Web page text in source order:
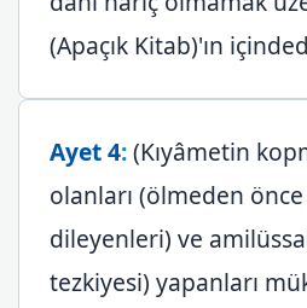
(Apaçık Kitab)'ın
Ayet 4:(Kıyâmetin
olanları (ölmeden önce
dileyenleri) ve
tezkiyesi) yapanları